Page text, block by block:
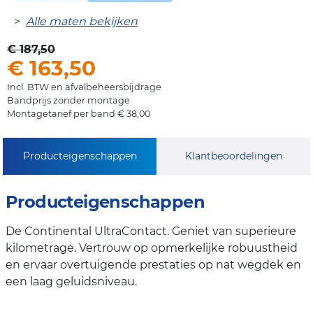
> Alle maten bekijken
€ 187,50
€ 163,50
Incl. BTW en afvalbeheersbijdrage
Bandprijs zonder montage
Montagetarief per band € 38,00
Producteigenschappen Klantbeoordelingen
Producteigenschappen
De Continental UltraContact. Geniet van superieure
kilometrage. Vertrouw op opmerkelijke robuustheid
en ervaar overtuigende prestaties op nat wegdek en
een laag geluidsniveau.